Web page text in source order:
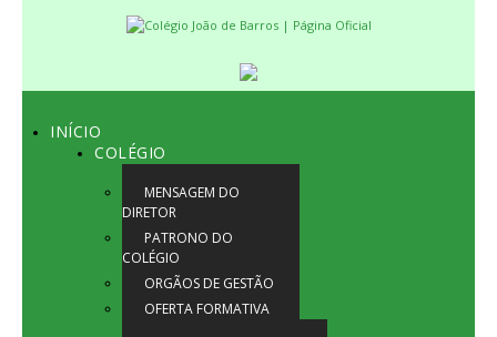
INÍCIO
COLÉGIO
MENSAGEM DO
DIRETOR
PATRONO DO
COLÉGIO
ORGÃOS DE GESTÃO
OFERTA FORMATIVA